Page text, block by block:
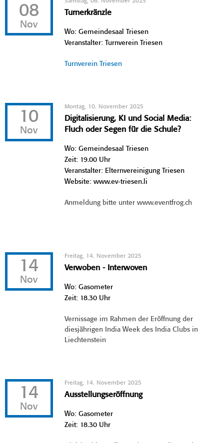
08
Nov
Turnerkränzle
Wo: Gemeindesaal Triesen
Veranstalter: Turnverein Triesen
Turnverein Triesen
10
Nov
Montag, 10. November 2025
Digitalisierung, KI und Social Media:
Fluch oder Segen für die Schule?
Wo: Gemeindesaal Triesen
Zeit: 19.00 Uhr
Veranstalter: Elternvereinigung Triesen
Website: www.ev-triesen.li
Anmeldung bitte unter www.eventfrog.ch
14
Nov
Freitag, 14. November 2025
Verwoben - Interwoven
Wo: Gasometer
Zeit: 18.30 Uhr
Vernissage im Rahmen der Eröffnung der
diesjährigen India Week des India Clubs in
Liechtenstein
14
Nov
Freitag, 14. November 2025
Ausstellungseröffnung
Wo: Gasometer
Zeit: 18.30 Uhr